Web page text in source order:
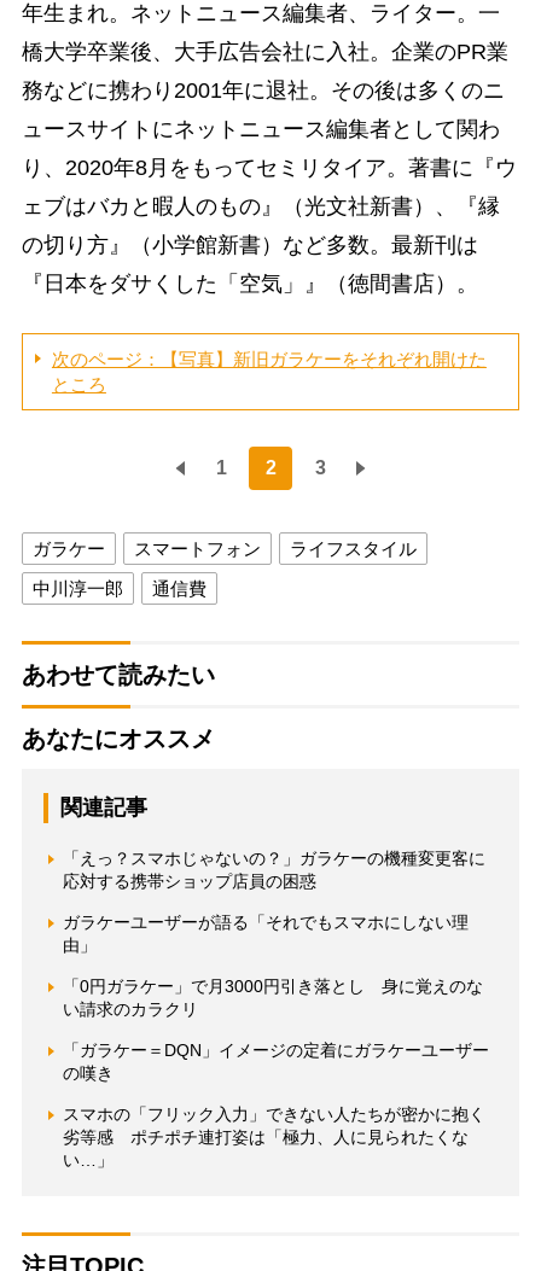
年生まれ。ネットニュース編集者、ライター。一
橋大学卒業後、大手広告会社に入社。企業のPR業
務などに携わり2001年に退社。その後は多くのニ
ュースサイトにネットニュース編集者として関わ
り、2020年8月をもってセミリタイア。著書に『ウ
ェブはバカと暇人のもの』（光文社新書）、『縁
の切り方』（小学館新書）など多数。最新刊は
『日本をダサくした「空気」』（徳間書店）。
次のページ：【写真】新旧ガラケーをそれぞれ開けた
ところ
1 2 3
ガラケー スマートフォン
ライフスタイル
中川淳一郎
通信費
あわせて読みたい
あなたにオススメ
関連記事
「えっ？スマホじゃないの？」ガラケーの機種変更客に
応対する携帯ショップ店員の困惑
ガラケーユーザーが語る「それでもスマホにしない理
由」
「0円ガラケー」で月3000円引き落とし 身に覚えのな
い請求のカラクリ
「ガラケー＝DQN」イメージの定着にガラケーユーザー
の嘆き
スマホの「フリック入力」できない人たちが密かに抱く
劣等感 ポチポチ連打姿は「極力、人に見られたくな
い…」